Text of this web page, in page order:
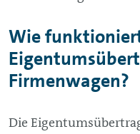
Wie
Firmenwagen?
Die